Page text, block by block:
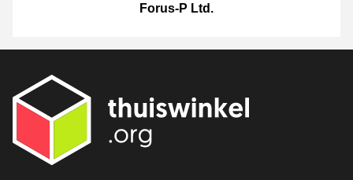
Forus-P Ltd.